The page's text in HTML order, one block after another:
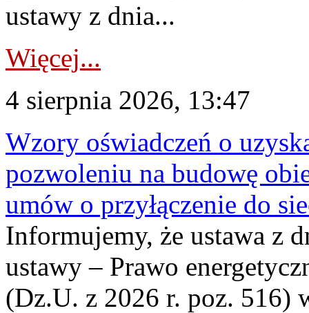
ustawy z dnia...
Więcej...
4 sierpnia 2026, 13:47
Wzory oświadczeń o
pozwoleniu na budowę
umów o przyłączenie do
Informujemy, że ustawa z
ustawy – Prawo
(Dz.U. z 2026 r. poz. 516)